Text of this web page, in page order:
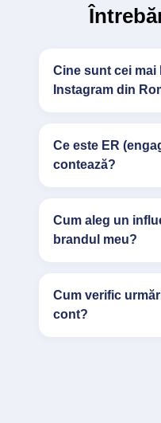
Cine sunt cei
Instagram din
Ce este ER
contează?
Cum aleg un
brandul meu?
Cum verific
cont?